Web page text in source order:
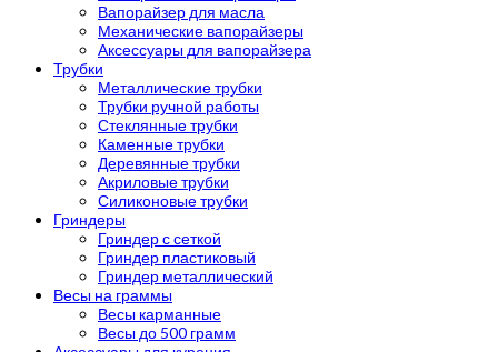
Вапорайзер для масла
Механические вапорайзеры
Аксессуары для вапорайзера
Трубки
Металлические трубки
Трубки ручной работы
Стеклянные трубки
Каменные трубки
Деревянные трубки
Акриловые трубки
Силиконовые трубки
Гриндеры
Гриндер с сеткой
Гриндер пластиковый
Гриндер металлический
Весы на граммы
Весы карманные
Весы до 500 грамм